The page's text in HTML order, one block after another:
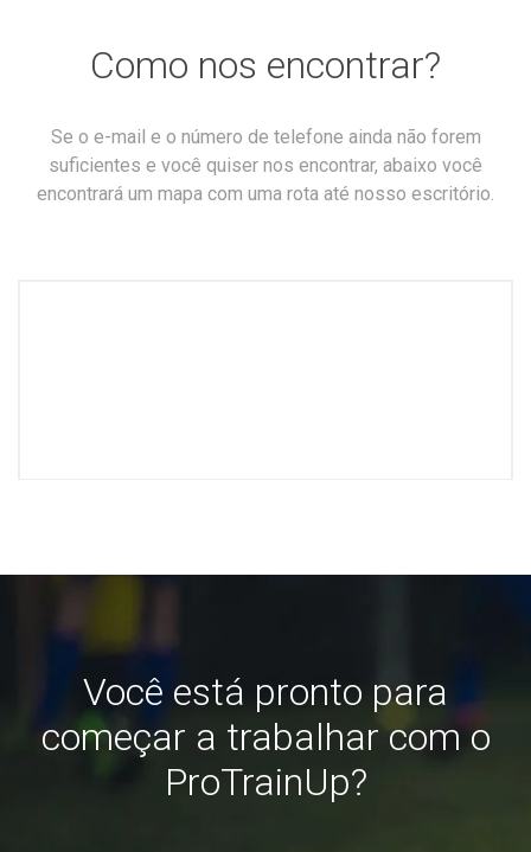
Como nos encontrar?
Se o e-mail e o número de telefone ainda não forem
suficientes e você quiser nos encontrar, abaixo você
encontrará um mapa com uma rota até nosso escritório.
Você está pronto para
começar a trabalhar com o
ProTrainUp?